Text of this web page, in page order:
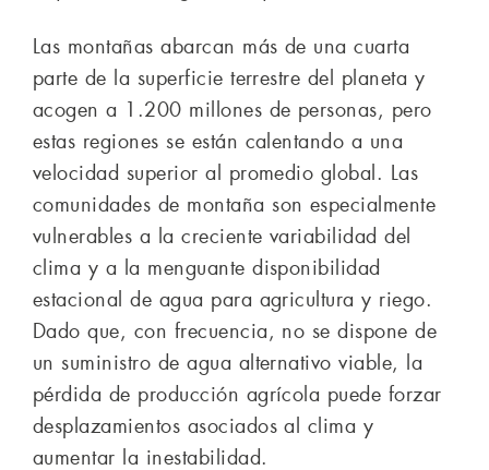
Las montañas abarcan más de una cuarta
parte de la superficie terrestre del planeta y
acogen a 1.200 millones de personas, pero
estas regiones se están calentando a una
velocidad superior al promedio global. Las
comunidades de montaña son especialmente
vulnerables a la creciente variabilidad del
clima y a la menguante disponibilidad
estacional de agua para agricultura y riego.
Dado que, con frecuencia, no se dispone de
un suministro de agua alternativo viable, la
pérdida de producción agrícola puede forzar
desplazamientos asociados al clima y
aumentar la inestabilidad.